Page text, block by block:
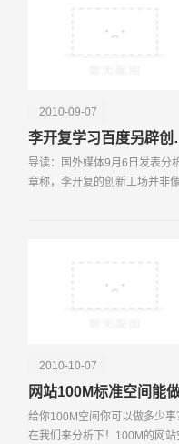
2010-09-07
李开复学
导读：国外媒体9月6日发表分
章称，李开复的创新工场并非像
2010-10-07
给你100M空间你可以做多少事
在我们来分析下！100M的网站
请输入您的公